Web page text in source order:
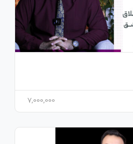
7,000,000